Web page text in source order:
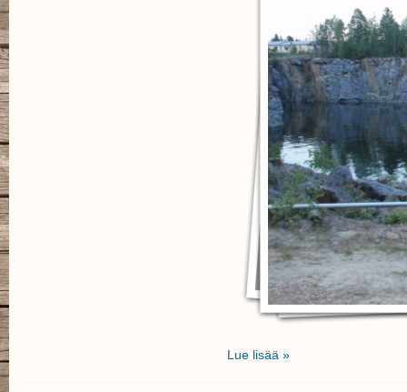
Lue lisää »